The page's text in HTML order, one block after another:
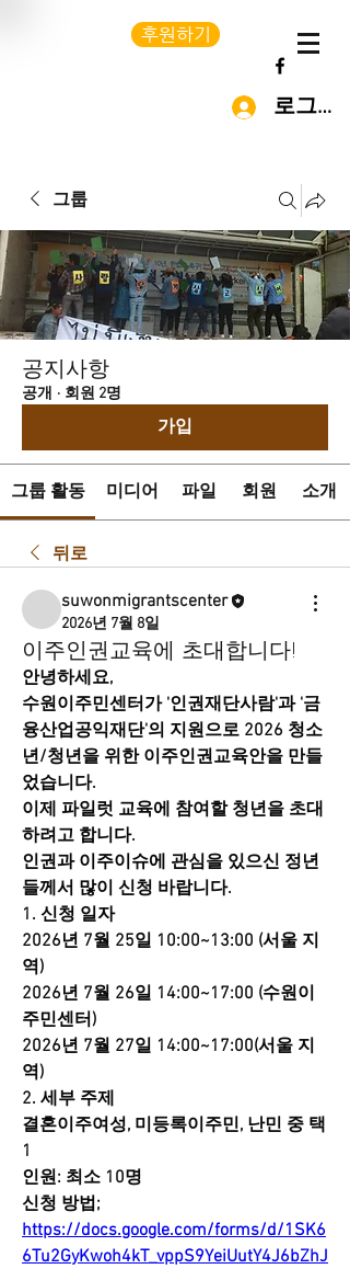
로그인
후원하기
그룹
공지사항
공개 · 회원 2명
가입
그룹 활동 미디어 파일 회원 소개
뒤로
suwonmigrantscenter
2026년 7월 8일
이주인권교육에 초대합니다!
안녕하세요,
수원이주민센터가 '인권재단사람'과 '금
융산업공익재단'의 지원으로 2026 청소
년/청년을 위한 이주인권교육안을 만들
었습니다.
이제 파일럿 교육에 참여할 청년을 초대
하려고 합니다.
인권과 이주이슈에 관심을 있으신 정년
들께서 많이 신청 바랍니다.
1. 신청 일자
2026년 7월 25일 10:00~13:00 (서울 지
역)
2026년 7월 26일 14:00~17:00 (수원이
주민센터)
2026년 7월 27일 14:00~17:00(서울 지
역)
2. 세부 주제
결혼이주여성, 미등록이주민, 난민 중 택
1
인원: 최소 10명
https://docs.google.com/forms/d/1SK6
6Tu2GyKwoh4kT_vppS9YeiUutY4J6bZhJ